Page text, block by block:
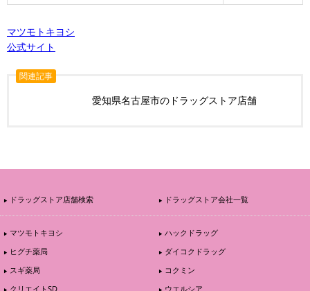
マツモトキヨシ
公式サイト
関連記事
愛知県名古屋市のドラッグストア店舗
ドラッグストア店舗検索 ドラッグストア会社一覧
マツモトキヨシ
ハックドラッグ
ヒグチ薬局
ダイコクドラッグ
スギ薬局
コクミン
クリエイトSD
ウエルシア